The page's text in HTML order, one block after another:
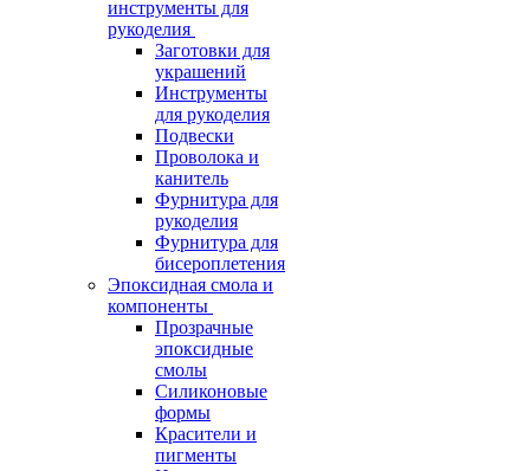
инструменты для
рукоделия
Заготовки для
украшений
Инструменты
для рукоделия
Подвески
Проволока и
канитель
Фурнитура для
рукоделия
Фурнитура для
бисероплетения
Эпоксидная смола и
компоненты
Прозрачные
эпоксидные
смолы
Силиконовые
формы
Красители и
пигменты